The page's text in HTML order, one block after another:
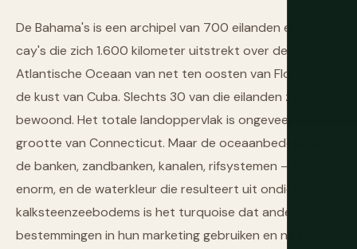
De Bahama's is een archipel van 700 eilanden en 2.400
cay's die zich 1.600 kilometer uitstrekt over de
Atlantische Oceaan van net ten oosten van Florida tot
de kust van Cuba. Slechts 30 van die eilanden zijn
bewoond. Het totale landoppervlak is ongeveer de
grootte van Connecticut. Maar de oceaanbedekking —
de banken, zandbanken, kanalen, rifsystemen — is
enorm, en de waterkleur die resulteert uit ondiepe
kalksteenzeebodems is het turquoise dat andere
bestemmingen in hun marketing gebruiken en niet